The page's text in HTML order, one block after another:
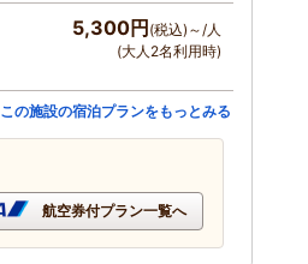
5,300円 (税込)～/人
(大人2名利用時)
この施設の宿泊プランをもっとみる
航空券付プラン一覧へ